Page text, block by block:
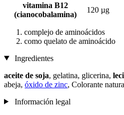
vitamina B12
(cianocobalamina)
120 µg
complejo de aminoácidos
como quelato de aminoácido
Ingredientes
aceite de soja, gelatina, glicerina,
abeja, óxido de zinc, Colorante
Información legal